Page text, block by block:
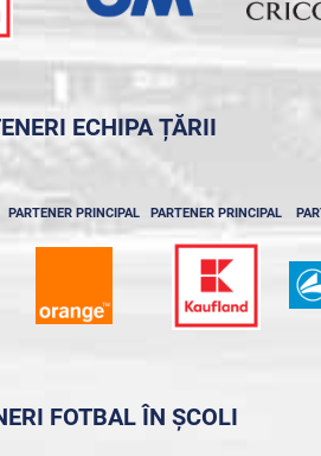
ECHIPA ȚĂRII
PARTENER PRINCIPAL PARTENER PRINCIPAL
FOTBAL ÎN ȘCOLI